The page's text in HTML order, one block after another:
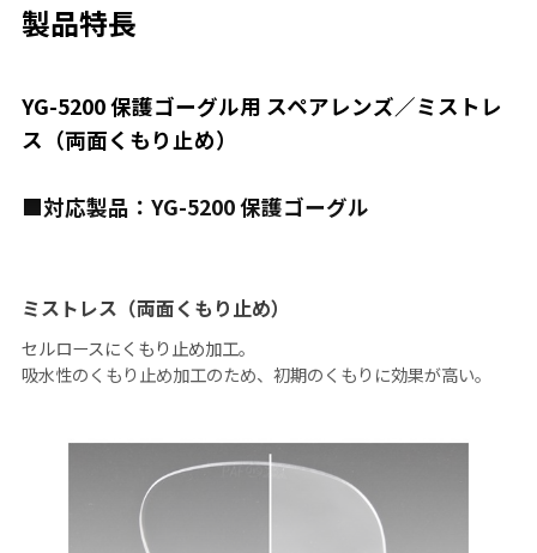
製品特長
YG-5200 保護ゴーグル用 スペアレンズ／ミストレ
ス（両面くもり止め）
■対応製品：YG-5200 保護ゴーグル
ミストレス（両面くもり止め）
セルロースにくもり止め加工。
吸水性のくもり止め加工のため、初期のくもりに効果が高い。